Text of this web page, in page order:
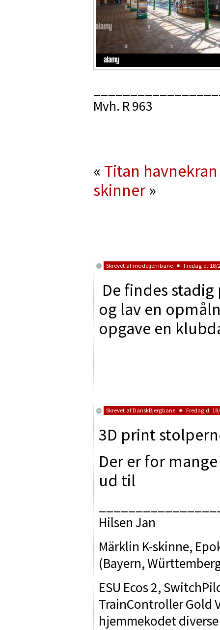
Mvh. R 963
« Titan
skinner»
Skrevet afmodeljernbane Fredag d. 18/
De findes
og lav en
opgave en
Skrevet afDanskBjergbane Fredag d.
3D print
Der er for
ud til
Hilsen Jan
Märklin K-skinne,
(Bayern,
ESU Ecos 2,
TrainController Gold
hjemmekodet diverse